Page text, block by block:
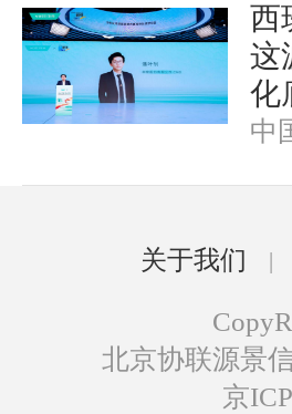
西
这
化
中
关于我们 |
北京协联源景
京